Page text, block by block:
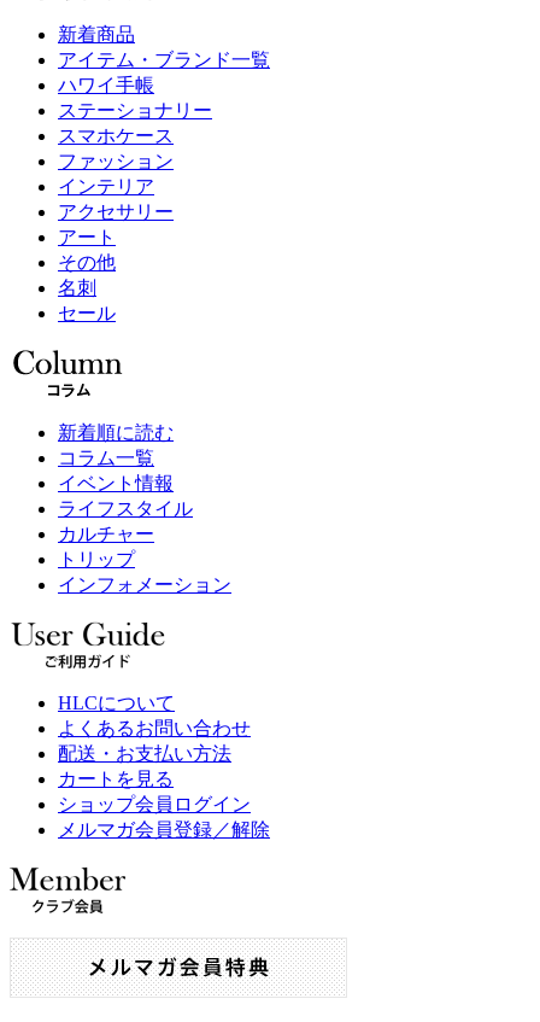
新着商品
アイテム・ブランド一覧
ハワイ手帳
ステーショナリー
スマホケース
ファッション
インテリア
アクセサリー
アート
その他
名刺
セール
新着順に読む
コラム一覧
イベント情報
ライフスタイル
カルチャー
トリップ
インフォメーション
HLCについて
よくあるお問い合わせ
配送・お支払い方法
カートを見る
ショップ会員ログイン
メルマガ会員登録／解除